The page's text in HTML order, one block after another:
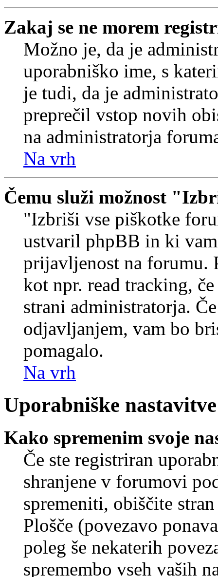
Zakaj se ne morem
Možno je, da je
uporabniško ime, s
je tudi, da je
preprečil vstop novih
na administratorja
Na vrh
Čemu služi možnost
"Izbriši vse piškotke
ustvaril phpBB in ki
prijavljenost na forumu.
kot npr. read tracking,
strani administratorja.
odjavljanjem, vam bo
pomagalo.
Na vrh
Uporabniške nastavitve
Kako spremenim svoje
Če ste registriran
shranjene v forumovi
spremeniti, obiščite
Plošče (povezavo
poleg še nekaterih
spremembo vseh vaših